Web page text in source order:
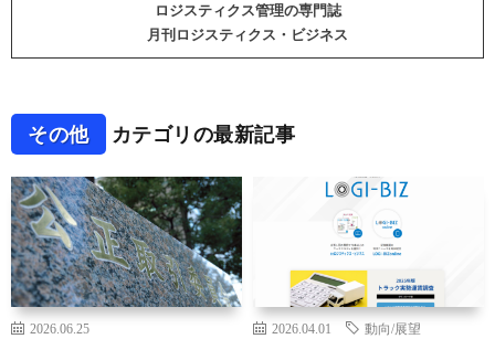
ロジスティクス管理の専門誌
月刊ロジスティクス・ビジネス
その他 カテゴリの最新記事
2026.06.25
2026.04.01 動向/展望